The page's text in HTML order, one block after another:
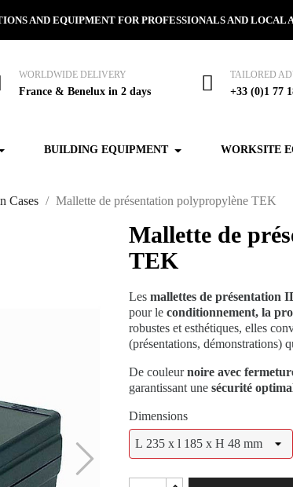
AND EQUIPMENT FOR PROFESSIONALS AND
WORLDWIDE DELIVERY
France & Benelux in 2 days
TAILORED
+33 (0)1 77
BUILDING EQUIPMENT WORKSITE
Cases Mallette de présentation polypropylène TEK
Mallette de
TEK
Les mallettes de présentation
pour le conditionnement, la
robustes et esthétiques, elles
(présentations, démonstrations)
De couleurnoire avec
garantissant une sécurité
Dimensions